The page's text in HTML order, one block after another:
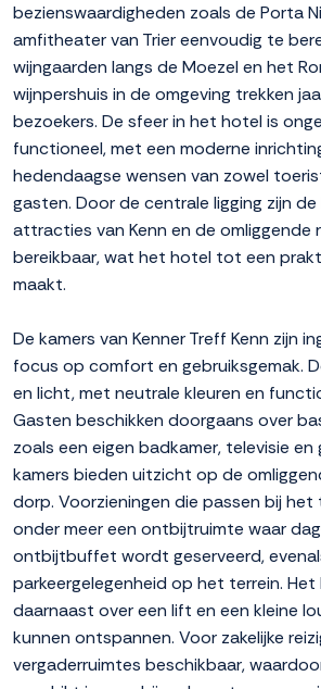
bezienswaardigheden zoals de Porta
amfitheater van Trier eenvoudig te
wijngaarden langs de Moezel en het
wijnpershuis in de omgeving trekken
bezoekers. De sfeer in het hotel is
functioneel, met een moderne
hedendaagse wensen van zowel
gasten. Door de centrale ligging zijn
attracties van Kenn en de omliggende
bereikbaar, wat het hotel tot een
maakt.
De kamers van Kenner Treff Kenn zijn
focus op comfort en gebruiksgemak.
en licht, met neutrale kleuren en
Gasten beschikken doorgaans over
zoals een eigen badkamer, televisie en
kamers bieden uitzicht op de
dorp. Voorzieningen die passen bij
onder meer een ontbijtruimte waar
ontbijtbuffet wordt geserveerd,
parkeergelegenheid op het terrein.
daarnaast over een lift en een kleine
kunnen ontspannen. Voor zakelijke
vergaderruimtes beschikbaar,